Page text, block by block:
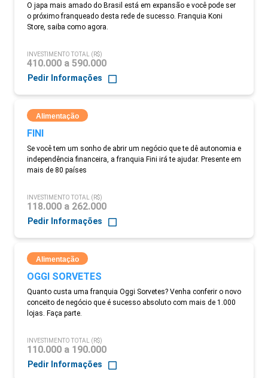
O japa mais amado do Brasil está em expansão e você pode ser
o próximo franqueado desta rede de sucesso. Franquia Koni
Store, saiba como agora.
INVESTIMENTO TOTAL (R$)
410.000 a 590.000
Pedir Informações
Alimentação
FINI
Se você tem um sonho de abrir um negócio que te dê autonomia e
independência financeira, a franquia Fini irá te ajudar. Presente em
mais de 80 países
INVESTIMENTO TOTAL (R$)
118.000 a 262.000
Pedir Informações
Alimentação
OGGI SORVETES
Quanto custa uma franquia Oggi Sorvetes? Venha conferir o novo
conceito de negócio que é sucesso absoluto com mais de 1.000
lojas. Faça parte.
INVESTIMENTO TOTAL (R$)
110.000 a 190.000
Pedir Informações